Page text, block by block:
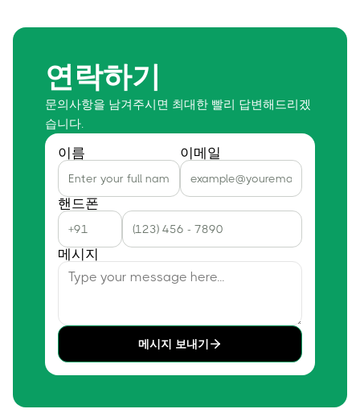
연락하기
문의사항을 남겨주시면 최대한 빨리 답변해드리겠
습니다.
이름 이메일
핸드폰
메시지
메시지 보내기